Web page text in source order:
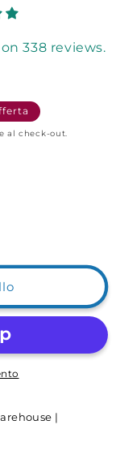
338 reviews.
al check-out.
|